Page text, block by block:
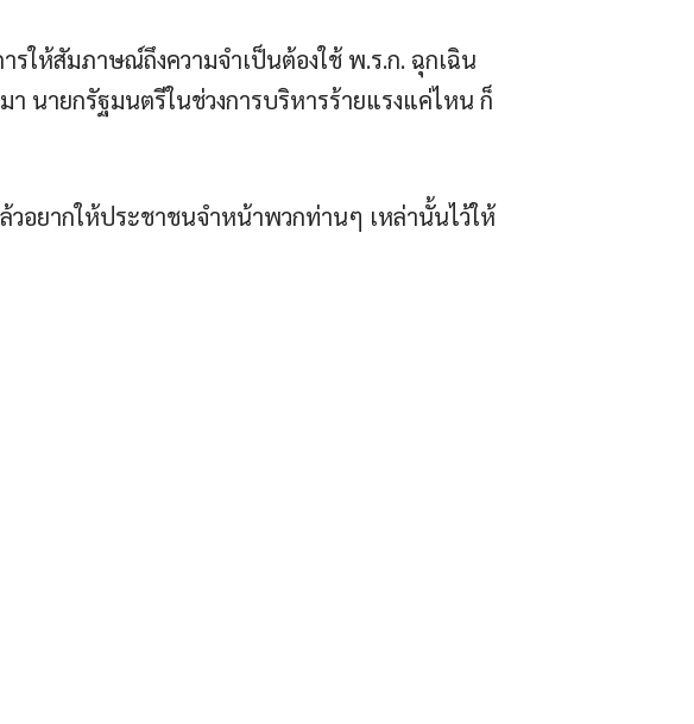
ห้สัมภาษณ์ถึงความจำเป็นต้องใช้ พ.ร.ก. ฉุกเฉิน
นายกรัฐมนตรีในช่วงการบริหารร้ายแรงแค่ไหน ก็
อยากให้ประชาชนจำหน้าพวกท่านๆ เหล่านั้นไว้ให้